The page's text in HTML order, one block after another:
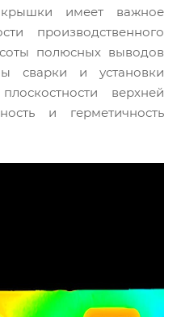
крышки имеет важное
производственного
полюсных выводов
сварки и установки
верхней
и герметичность